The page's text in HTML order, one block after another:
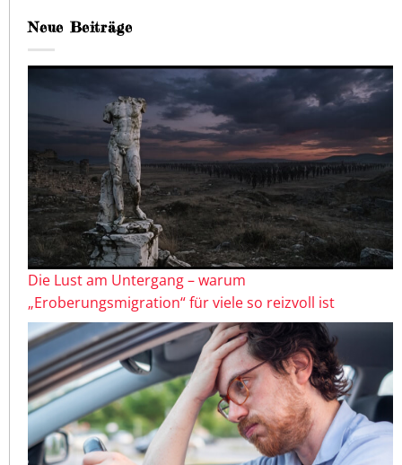
Neue Beiträge
Die Lust am Untergang – warum
„Eroberungsmigration“ für viele so reizvoll ist